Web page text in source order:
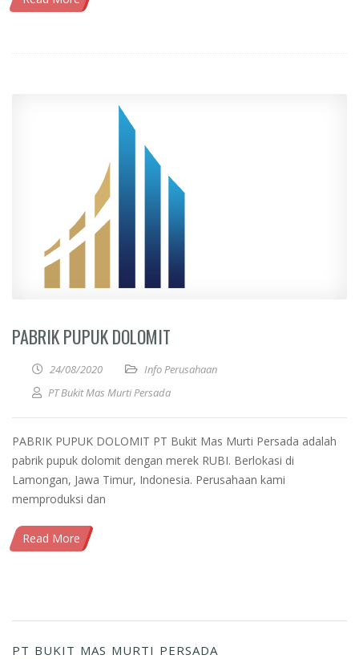
PABRIK PUPUK DOLOMIT
24/08/2020
Info Perusahaan
PT Bukit Mas Murti Persada
PABRIK PUPUK DOLOMIT PT Bukit Mas Murti Persada adalah
pabrik pupuk dolomit dengan merek RUBI. Berlokasi di
Lamongan, Jawa Timur, Indonesia. Perusahaan kami
memproduksi dan
Read More
PT BUKIT MAS MURTI PERSADA